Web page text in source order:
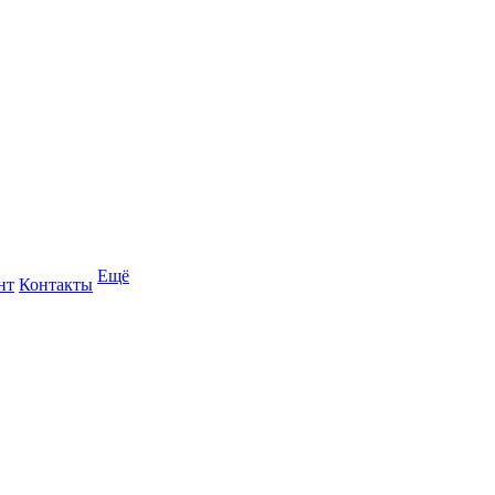
Контакты Ещё